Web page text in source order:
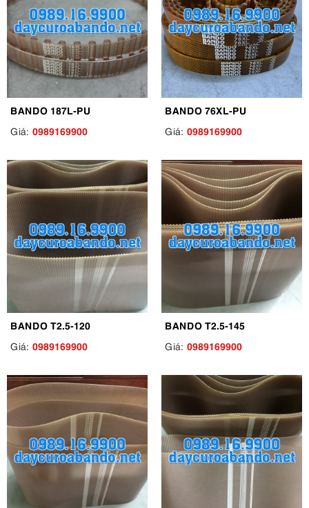
BANDO 187L-PU
Giá: 0989169900
BANDO 76XL-PU
Giá: 0989169900
BANDO T2.5-120
Giá: 0989169900
BANDO T2.5-145
Giá: 0989169900